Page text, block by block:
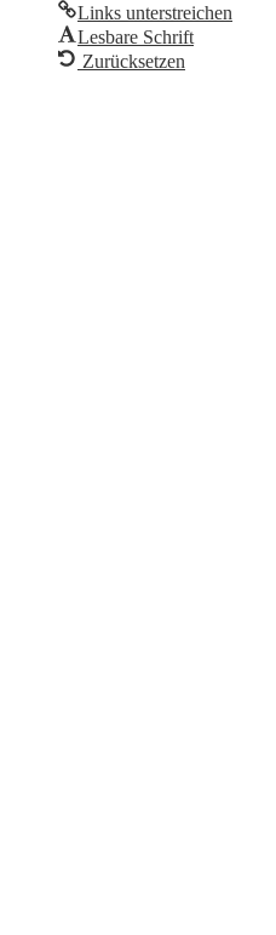
Links unterstreichen
Lesbare Schrift
Zurücksetzen